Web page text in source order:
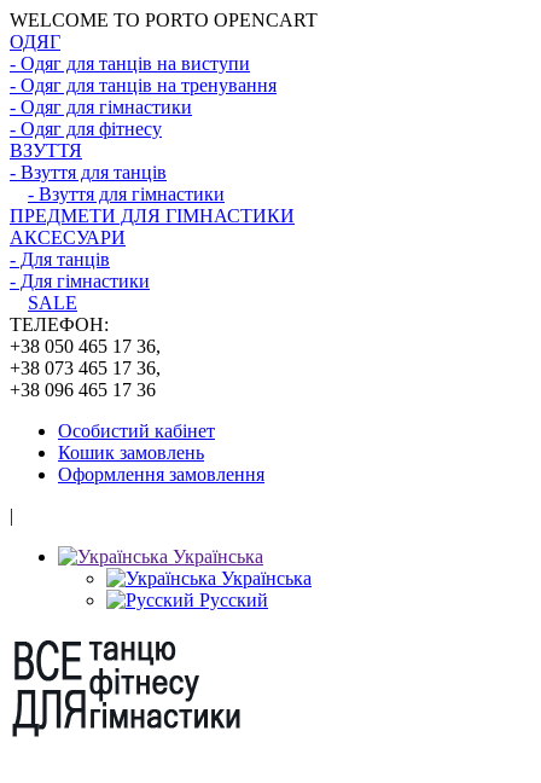
WELCOME TO PORTO OPENCART
ОДЯГ
- Одяг для танців на виступи
- Одяг для танців на тренування
- Одяг для гімнастики
- Одяг для фітнесу
ВЗУТТЯ
- Взуття для танців
- Взуття для гімнастики
ПРЕДМЕТИ ДЛЯ ГІМНАСТИКИ
АКСЕСУАРИ
- Для танців
- Для гімнастики
SALE
ТЕЛЕФОН:
+38 050 465 17 36,
+38 073 465 17 36,
+38 096 465 17 36
Особистий кабінет
Кошик замовлень
Оформлення замовлення
|
Українська
Українська
Русский